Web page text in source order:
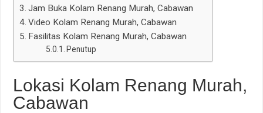
Jam Buka Kolam Renang Murah, Cabawan
Video Kolam Renang Murah, Cabawan
Fasilitas Kolam Renang Murah, Cabawan
Penutup
Lokasi Kolam Renang Murah,
Cabawan